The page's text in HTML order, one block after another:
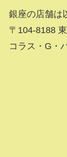
銀座の店舗は
〒104-8188
コラス・G・